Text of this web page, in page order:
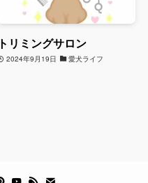
トリミングサロン
2024年9月19日 愛犬ライフ